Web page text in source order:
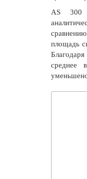
AS 300
площадь
среднее